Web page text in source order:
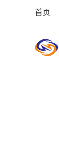
首页